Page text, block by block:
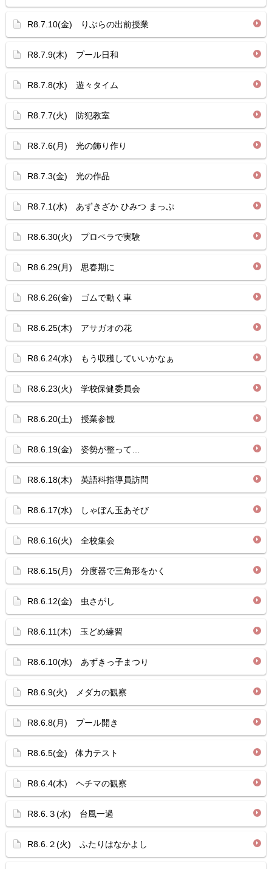
R8.7.10(金) りぶらの出前授業
R8.7.9(木) プール日和
R8.7.8(水) 遊々タイム
R8.7.7(火) 防犯教室
R8.7.6(月) 光の飾り作り
R8.7.3(金) 光の作品
R8.7.1(水) あずきざか ひみつ まっぷ
R8.6.30(火) プロペラで実験
R8.6.29(月) 思春期に
R8.6.26(金) ゴムで動く車
R8.6.25(木) アサガオの花
R8.6.24(水) もう収穫していいかなぁ
R8.6.23(火) 学校保健委員会
R8.6.20(土) 授業参観
R8.6.19(金) 姿勢が整って…
R8.6.18(木) 英語科指導員訪問
R8.6.17(水) しゃぼん玉あそび
R8.6.16(火) 全校集会
R8.6.15(月) 分度器で三角形をかく
R8.6.12(金) 虫さがし
R8.6.11(木) 玉どめ練習
R8.6.10(水) あずきっ子まつり
R8.6.9(火) メダカの観察
R8.6.8(月) プール開き
R8.6.5(金) 体力テスト
R8.6.4(木) ヘチマの観察
R8.6.３(水) 台風一過
R8.6.２(火) ふたりはなかよし